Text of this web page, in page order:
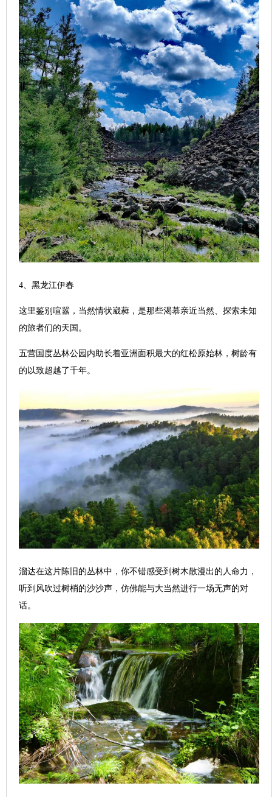
4、黑龙江伊春
这里鉴别喧嚣，当然情状崴蕤，是那些渴慕亲近当然、探索未知
的旅者们的天国。
五营国度丛林公园内助长着亚洲面积最大的红松原始林，树龄有
的以致超越了千年。
溜达在这片陈旧的丛林中，你不错感受到树木散漫出的人命力，
听到风吹过树梢的沙沙声，仿佛能与大当然进行一场无声的对
话。